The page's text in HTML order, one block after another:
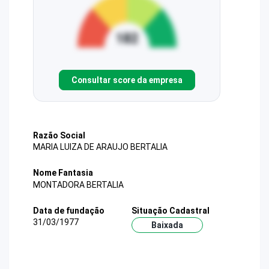
Consultar score da empresa
Razão Social
MARIA LUIZA DE ARAUJO BERTALIA
Nome Fantasia
MONTADORA BERTALIA
Data de fundação
31/03/1977
Situação Cadastral
Baixada